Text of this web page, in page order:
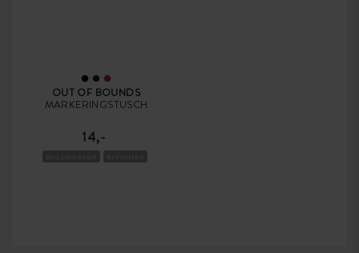
OUT OF BOUNDS
MARKERINGSTUSCH
14,-